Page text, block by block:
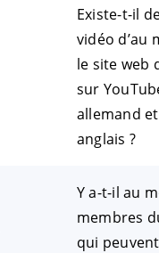
Existe-t-il
vidéo d’au
le site web
sur
allemand
anglais ?
Y a-t-il au
membres
qui